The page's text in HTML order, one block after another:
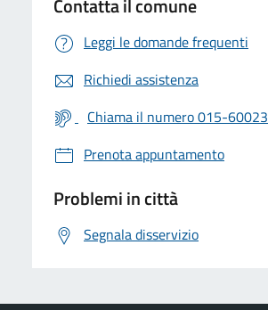
Contatta il comune
Leggi le domande frequenti
Richiedi assistenza
Chiama il numero 015-60023
Prenota appuntamento
Problemi in città
Segnala disservizio